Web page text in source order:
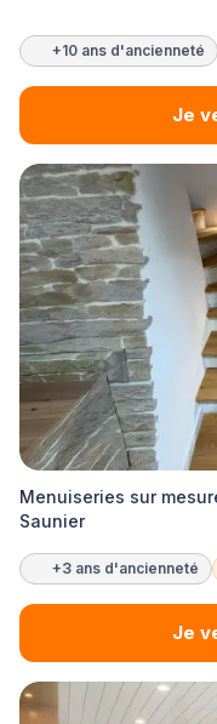
+10 ans d'ancienneté
Je
Menuiseries sur
Saunier
+3 ans d'ancienneté
Je